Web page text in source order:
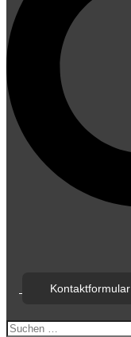
Kontaktformular
Suchen